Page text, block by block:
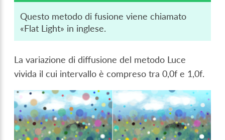
Questo metodo di fusione viene chiamato
«Flat Light» in inglese.
La variazione di diffusione del metodo Luce
vivida il cui intervallo è compreso tra 0,0f e 1,0f.